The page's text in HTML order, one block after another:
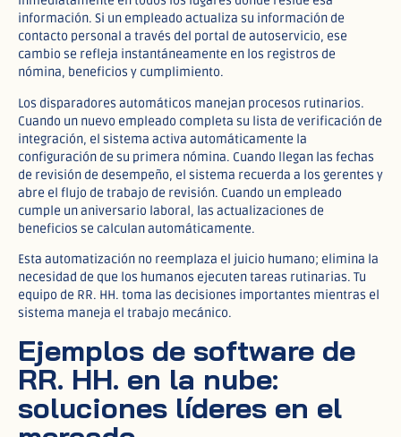
información. Si un empleado actualiza su información de
contacto personal a través del portal de autoservicio, ese
cambio se refleja instantáneamente en los registros de
nómina, beneficios y cumplimiento.​
Los disparadores automáticos manejan procesos rutinarios.
Cuando un nuevo empleado completa su lista de verificación de
integración, el sistema activa automáticamente la
configuración de su primera nómina. Cuando llegan las fechas
de revisión de desempeño, el sistema recuerda a los gerentes y
abre el flujo de trabajo de revisión. Cuando un empleado
cumple un aniversario laboral, las actualizaciones de
beneficios se calculan automáticamente.​
Esta automatización no reemplaza el juicio humano; elimina la
necesidad de que los humanos ejecuten tareas rutinarias. Tu
equipo de RR. HH. toma las decisiones importantes mientras el
sistema maneja el trabajo mecánico.
Ejemplos de software de
RR. HH. en la nube:
soluciones líderes en el